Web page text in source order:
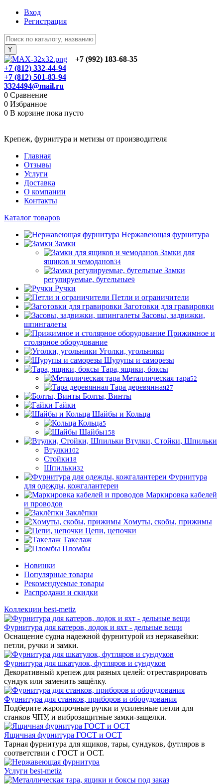
Вход
Регистрация
+7 (992) 183-68-35
+7 (812) 332-44-94
+7 (812) 501-83-94
3324494@mail.ru
0 Сравнение
0 Избранное
0 В корзине пока пусто
Крепеж, фурнитура и метизы от производителя
Главная
Отзывы
Услуги
Доставка
О компании
Контакты
Каталог товаров
Нержавеющая фурнитура
Замки
Замки для
ящиков и чемоданов34
Замки
регулируемые, бугельные9
Ручки
Петли и ограничители
Заготовки для гравировки
Засовы, задвижки,
шпингалеты
Прижимное и
столярное оборудование
Уголки, угольники
Шурупы и саморезы
Тара, ящики, боксы
Металлическая тара52
Тара деревянная27
Болты, Винты
Гайки
Шайбы и Кольца
Кольца5
Шайбы158
Втулки, Стойки, Шпильки
Втулки102
Стойки18
Шпильки32
Фурнитура
для одежды, кожгалантереи
Маркировка кабелей
и проводов
Заклёпки
Хомуты, скобы, прижимы
Цепи, цепочки
Такелаж
Пломбы
Новинки
Популярные товары
Рекомендуемые товары
Распродажи и скидки
Коллекции best-metiz
Фурнитура для катеров, лодок и яхт - дельные вещи
Оснащение судна надежной фурнитурой из нержавейки:
петли, ручки и замки.
Фурнитура для шкатулок, футляров и сундуков
Декоративный крепеж для разных целей: отреставрировать
сундук или заменить защёлку.
Фурнитура для станков, приборов и оборудования
Подберите жаропрочные ручки и усиленные петли для
станков ЧПУ, и виброзащитные замки-защелки.
Ящичная фурнитура ГОСТ и ОСТ
Тарная фурнитура для ящиков, тары, сундуков, футляров в
соответствии с ГОСТ и ОСТ.
Услуги best-metiz